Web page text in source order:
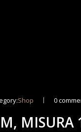
Shop 0
MISURA